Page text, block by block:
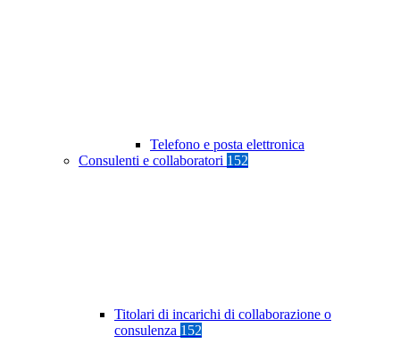
Telefono e posta elettronica
Consulenti e collaboratori 152
Titolari di incarichi di collaborazione o
consulenza 152